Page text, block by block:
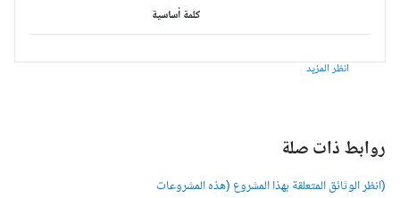
كلمة أساسية
انظر المزيد
روابط ذات صلة
(انظر الوثائق المتعلقة بهذا المشروع (هذه المشروعات